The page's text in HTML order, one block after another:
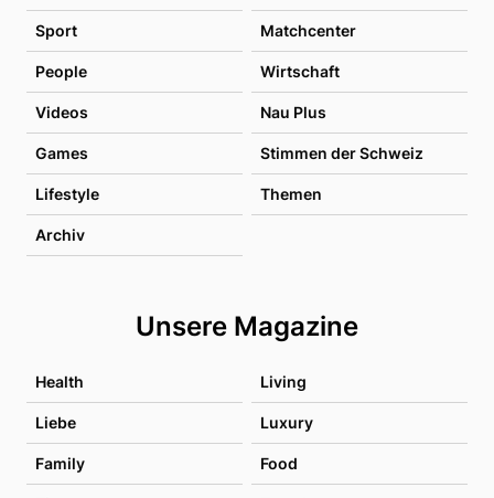
Sport Matchcenter
People Wirtschaft
Videos Nau Plus
Games Stimmen der Schweiz
Lifestyle Themen
Archiv
Unsere Magazine
Health Living
Liebe Luxury
Family Food